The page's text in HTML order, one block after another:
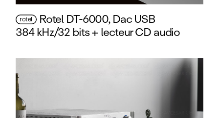
rotel Rotel DT-6000, Dac USB
384 kHz/32 bits + lecteur CD audio